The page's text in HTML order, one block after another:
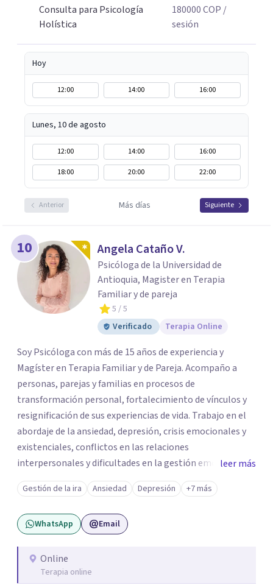
en un acompañamiento terapéutico, desde un enfoque
que une el rigor de la psicología con la sabiduría del
Consulta para Psicología
Holística
180000COP /
sesión
Hoy
12:00 14:00 16:00
Lunes, 10 de agosto
12:00 14:00
16:00
18:00
20:00 22:00
Anterior Más días Siguiente
10 Angela Cataño V.
Psicóloga de la Universidad de
Antioquia, Magister en Terapia
Familiar y de pareja
5 / 5
Verificado
Terapia Online
Soy Psicóloga con más de 15 años de experiencia y
Magíster en Terapia Familiar y de Pareja. Acompaño a
personas, parejas y familias en procesos de
transformación personal, fortalecimiento de vínculos y
resignificación de sus experiencias de vida. Trabajo en el
abordaje de la ansiedad, depresión, crisis emocionales y
existenciales, conflictos en las relaciones
interpersonales y dificultades en la gestión emocional,
ofreciendo un espacio de escucha, comprensión y
acompañamiento terapéutico. Cada proceso terapéutico
es único. Por eso, en cada sesión se construye un espacio
seguro donde la palabra, las emociones y las experiencias
humana. A través del análisis y la reflexión conjunta,
buscamos identificar aquello que genera malestar o
leer más
Gestión de la ira Ansiedad Depresión +7 más
WhatsApp Email
Online
Terapia online